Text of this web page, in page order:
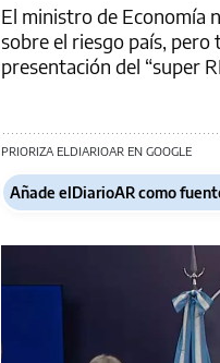
El ministro de Economía
sobre el riesgo país,
presentación del “super
PRIORIZA ELDIARIOAR EN GOOGLE
Añade elDiarioAR como